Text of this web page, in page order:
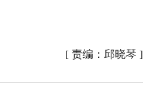
[ 责编：邱晓琴 ]